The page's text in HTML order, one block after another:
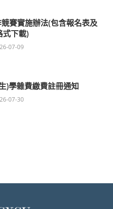
賽實施辦法(包含報名表及
式下載)
07-09
)學雜費繳費註冊通知
07-30